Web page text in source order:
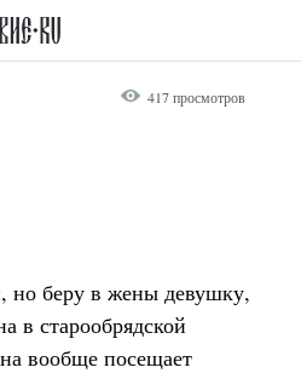
417 просмотров
но беру в жены девушку,
в старообрядской
вообще посещает